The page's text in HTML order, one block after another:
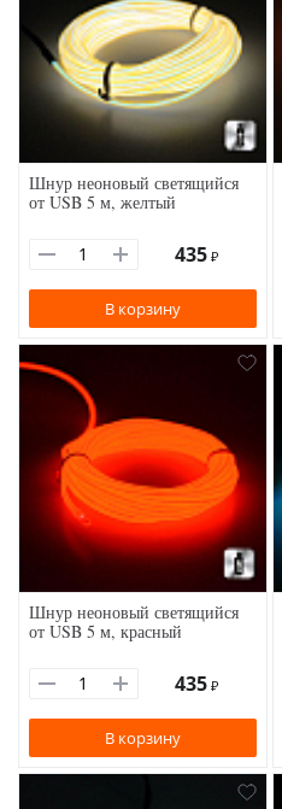
Шнур неоновый светящийся
от USB 5 м, желтый
435 ₽
В корзину
Шнур неоновый светящийся
от USB 5 м, красный
435 ₽
В корзину